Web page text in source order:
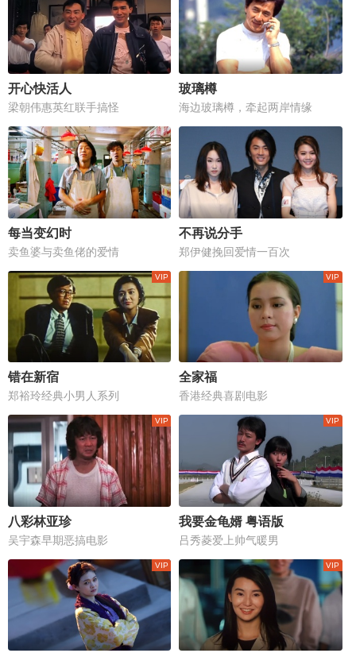
开心快活人
梁朝伟惠英红联手搞怪
玻璃樽
海边玻璃樽，牵起两岸情缘
每当变幻时
卖鱼婆与卖鱼佬的爱情
不再说分手
郑伊健挽回爱情一百次
错在新宿
郑裕玲经典小男人系列
全家福
香港经典喜剧电影
八彩林亚珍
吴宇森早期恶搞电影
我要金龟婿 粤语版
吕秀菱爱上帅气暖男